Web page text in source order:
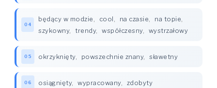
04
będący w modzie, cool, na czasie, na topie,
szykowny, trendy, współczesny, wystrzałowy
05 okrzyknięty, powszechnie znany, sławetny
06 osiągnięty, wypracowany, zdobyty